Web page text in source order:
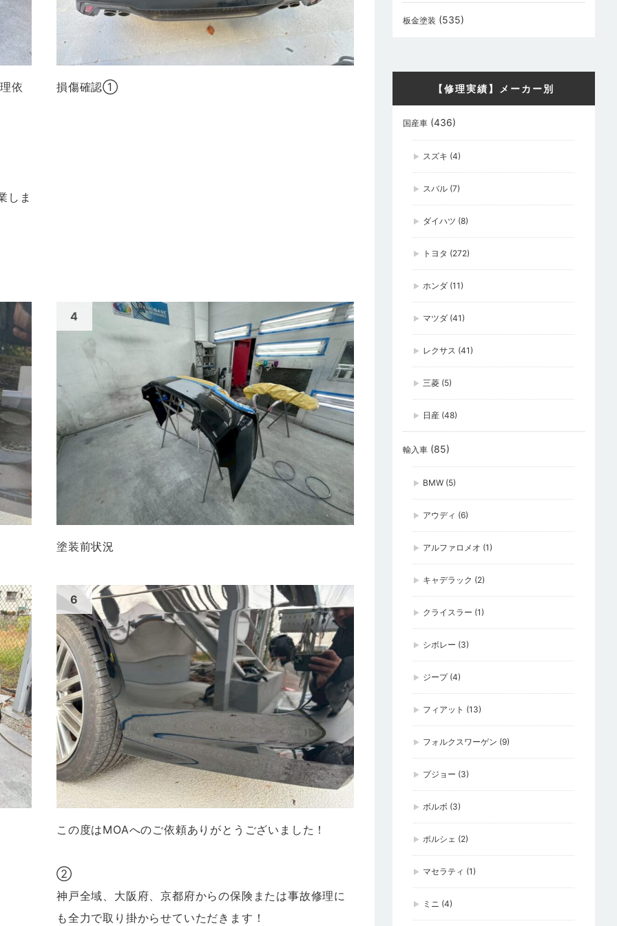
依
しま
損傷確認①
塗装前状況
この度はMOAへのご依頼ありがとうございました！
②
神戸全域、大阪府、京都府からの保険または事故修理に
も全力で取り掛からせていただきます！
板金塗装 (535)
【修理実績】メーカー別
国産車(436)
スズキ (4)
スバル(7)
ダイハツ (8)
トヨタ (272)
ホンダ(11)
マツダ(41)
レクサス (41)
三菱(5)
日産(48)
輸入車(85)
BMW(5)
アウディ (6)
アルファロメオ (1)
キャデラック (2)
クライスラー (1)
シボレー (3)
ジープ(4)
フィアット (13)
フォルクスワーゲン (9)
プジョー (3)
ボルボ(3)
ポルシェ (2)
マセラティ (1)
ミニ (4)